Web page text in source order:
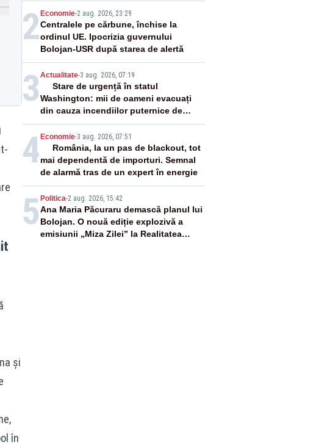
și
în
2 Economie-2 aug. 2026, 23:29
Centralele pe cărbune, închise la
ordinul UE. Ipocrizia guvernului
Bolojan-USR după starea de alertă
3 Actualitate-3 aug. 2026, 07:19
Stare de urgență în statul
Washington: mii de oameni evacuați
din cauza incendiilor puternice de
vegetație
4 Economie-3 aug. 2026, 07:51
România, la un pas de blackout, tot
mai dependentă de importuri. Semnal
de alarmă tras de un expert în energie
5 Politica-2 aug. 2026, 15:42
Ana Maria Păcuraru demască planul lui
Bolojan. O nouă ediție explozivă a
emisiunii „Miza Zilei” la Realitatea